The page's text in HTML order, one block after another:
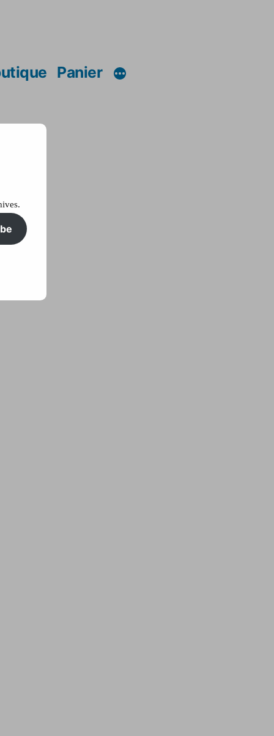
Panier